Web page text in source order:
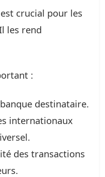
est crucial pour les
les rend
:
destinataire.
internationaux
des transactions